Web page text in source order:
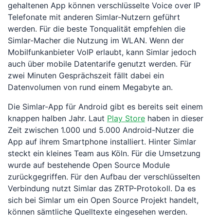
gehaltenen App können verschlüsselte Voice over IP
Telefonate mit anderen Simlar-Nutzern geführt
werden. Für die beste Tonqualität empfehlen die
Simlar-Macher die Nutzung im WLAN. Wenn der
Mobilfunkanbieter VoIP erlaubt, kann Simlar jedoch
auch über mobile Datentarife genutzt werden. Für
zwei Minuten Gesprächszeit fällt dabei ein
Datenvolumen von rund einem Megabyte an.
Die Simlar-App für Android gibt es bereits seit einem
knappen halben Jahr. Laut Play Store haben in dieser
Zeit zwischen 1.000 und 5.000 Android-Nutzer die
App auf ihrem Smartphone installiert. Hinter Simlar
steckt ein kleines Team aus Köln. Für die Umsetzung
wurde auf bestehende Open Source Module
zurückgegriffen. Für den Aufbau der verschlüsselten
Verbindung nutzt Simlar das ZRTP-Protokoll. Da es
sich bei Simlar um ein Open Source Projekt handelt,
können sämtliche Quelltexte eingesehen werden.